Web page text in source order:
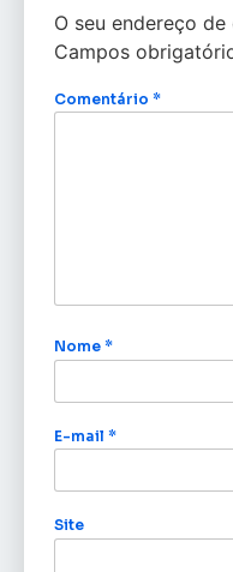
O seu endereço
Campos
Comentário *
Nome *
E-mail *
Site